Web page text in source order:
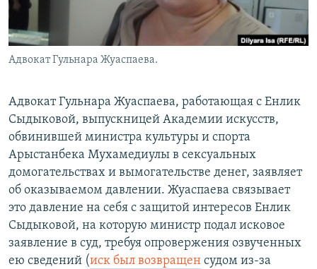
Адвокат Гульнара Жуаспаева.
Адвокат Гульнара Жуаспаева, работающая с Енлик
Сыдыковой, выпускницей Академии искусств,
обвинившей министра культуры и спорта
Арыстанбека Мухамедиулы в сексуальных
домогательствах и вымогательстве денег, заявляет
об оказываемом давлении. Жуаспаева связывает
это давление на себя с защитой интересов Енлик
Сыдыковой, на которую министр подал исковое
заявление в суд, требуя опровержения озвученных
ею сведений (иск был возвращен судом из-за